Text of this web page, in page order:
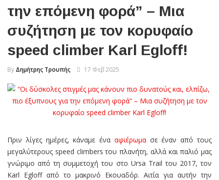
την επόμενη φορά” – Μια
συζήτηση με τον κορυφαίο
speed climber Karl Egloff!
By Δημήτρης Τρουπής 17 Φεβ 2025
Πριν λίγες ημέρες, κάναμε ένα αφιέρωμασε έναν από τους
μεγαλύτερους speed climbers του πλανήτη, αλλά και παλιό μας
γνώριμο από τη συμμετοχή του στο Ursa Trail του 2017, τον
Karl Egloff από το μακρινό Εκουαδόρ. Αιτία για αυτήν την